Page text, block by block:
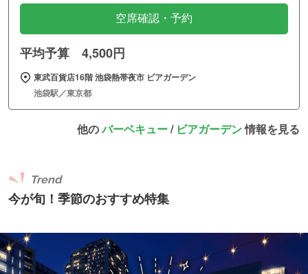
空席確認・予約
平均予算 4,500円
東武百貨店16階 池袋熱帯夜市 ビアガーデン
池袋駅／東京都
他のバーベキュー/ ビアガーデン情報を見る
今が旬！季節のおすすめ特集
Trend